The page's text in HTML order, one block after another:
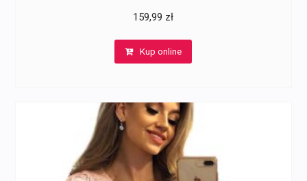
159,99 zł
Kup online